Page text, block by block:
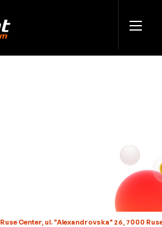
Ruse Center, ul. "Alexandrovska" 26, 7000